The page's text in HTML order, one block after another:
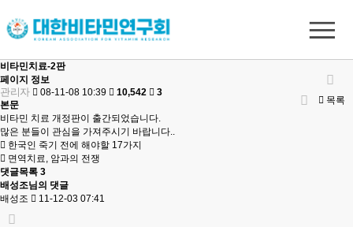
목록
비타민치료-2판
페이지 정보
관리자
08-11-08 10:39 10,542
3
본문
비타민 치료 개정판이 출간되었습니다.
많은 분들이 관심을 가져주시기 바랍니다..
한국인 죽기 전에 해야할 17가지
면역치료, 암과의 전쟁
댓글목록 3
배성조님의 댓글
배성조
11-12-03 07:41